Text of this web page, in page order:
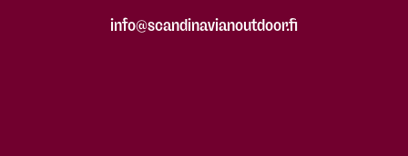
info@scandinavianoutdoor.fi